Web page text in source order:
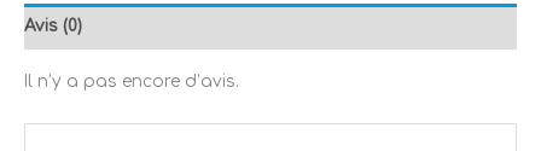
Avis (0)
Il n’y a pas encore d’avis.